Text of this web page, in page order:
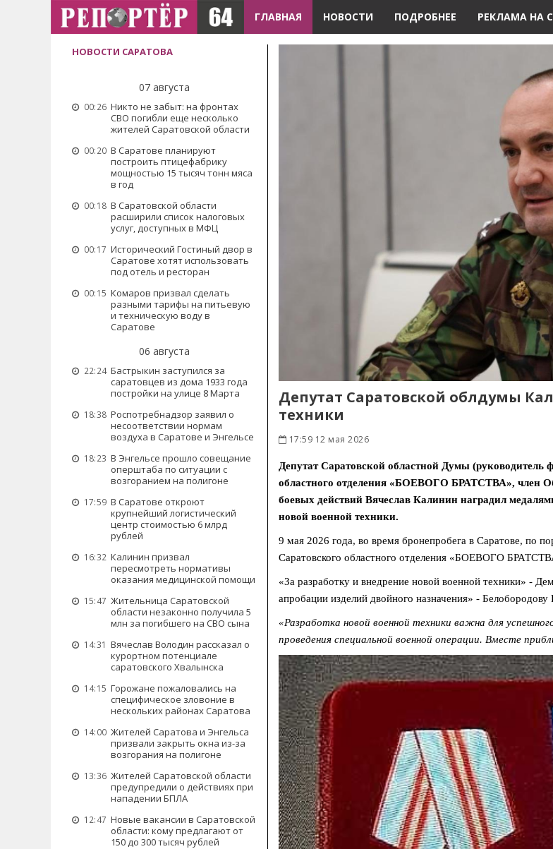
ГЛАВНАЯ НОВОСТИ ПОДРОБНЕЕ РЕКЛАМА НА
НОВОСТИ САРАТОВА
07 августа
00:26 Никто не забыт: на фронтах
СВО погибли еще несколько
жителей Саратовской области
00:20 В Саратове планируют
построить птицефабрику
мощностью 15 тысяч тонн мяса
в год
00:18 В Саратовской области
расширили список налоговых
услуг, доступных в МФЦ
00:17 Исторический Гостиный двор в
Саратове хотят использовать
под отель и ресторан
00:15 Комаров призвал сделать
разными тарифы на питьевую
и техническую воду в
Саратове
06 августа
22:24 Бастрыкин заступился за
саратовцев из дома 1933 года
постройки на улице 8 Марта
18:38 Роспотребнадзор заявил о
несоответствии нормам
воздуха в Саратове и Энгельсе
18:23 В Энгельсе прошло совещание
оперштаба по ситуации с
возгоранием на полигоне
17:59 В Саратове откроют
крупнейший логистический
центр стоимостью 6 млрд
рублей
16:32 Калинин призвал
пересмотреть нормативы
оказания медицинской помощи
15:47 Жительница Саратовской
области незаконно получила 5
млн за погибшего на СВО сына
14:31 Вячеслав Володин рассказал о
курортном потенциале
саратовского Хвалынска
14:15 Горожане пожаловались на
специфическое зловоние в
нескольких районах Саратова
14:00 Жителей Саратова и Энгельса
призвали закрыть окна из-за
возгорания на полигоне
13:36 Жителей Саратовской области
предупредили о действиях при
нападении БПЛА
12:47 Новые вакансии в Саратовской
области: кому предлагают от
150 до 300 тысяч рублей
Депутат Саратовской облдумы
техники
17:59 12 мая 2026
Депутат Саратовской областной Думы
областного отделения «БОЕВОГО БРАТСТВА», член
боевых действий Вячеслав Калинин наградил
новой военной техники.
9 мая 2026 года, во время бронепробега в Саратове, по
Саратовского областного отделения «БОЕВОГО
«За разработку и внедрение новой военной техники» -
апробации изделий двойного назначения» - Белобородову
«Разработка новой военной техники важна для
проведения специальной военной операции. Вместе